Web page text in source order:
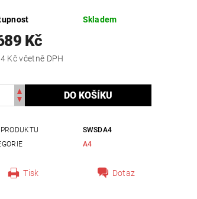
Skladem
Kč
3 254 Kč včetně DPH
SWSDA4
A4
Tisk Dotaz